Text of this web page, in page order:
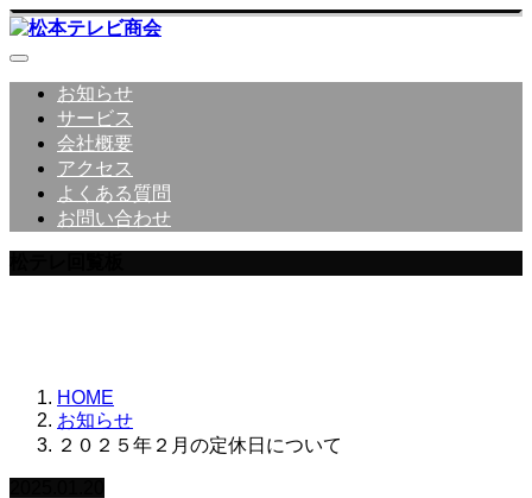
お知らせ
サービス
会社概要
アクセス
よくある質問
お問い合わせ
HOME
お知らせ
２０２５年２月の定休日について